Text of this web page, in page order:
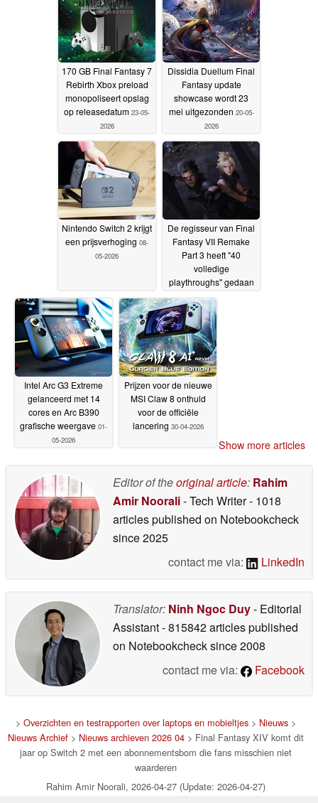
hedendaagse
ontwikkelingscycli van
AAA-games worden
voorkomen11-06-2026
170 GB Final Fantasy 7
Rebirth Xbox preload
monopoliseert opslag
op releasedatum 23-05-
2026
Dissidia Duellum Final
Fantasy update
showcase wordt 23
mei uitgezonden 20-05-
2026
Nintendo Switch 2 krijgt
een prijsverhoging 08-
05-2026
De regisseur van Final
Fantasy VII Remake
Part 3 heeft "40
volledige
playthroughs" gedaan
trilogie03-05-2026
Intel Arc G3 Extreme
gelanceerd met 14
cores en Arc B390
grafische weergave 01-
05-2026
Prijzen voor de nieuwe
MSI Claw 8 onthuld
voor de officiële
lancering 30-04-2026
Show more articles
Editor of theoriginal article: Rahim
Amir Noorali- Tech Writer- 1018
articles published on Notebookcheck
since 2025
contact me via:
LinkedIn
Translator: Ninh Ngoc Duy- Editorial
Assistant- 815842 articles published
on Notebookchecksince 2008
contact me via:
Facebook
> Overzichten en testrapporten over laptops en mobieltjes> Nieuws>
Nieuws Archief> Nieuws archieven 2026 04> Final Fantasy XIV komt dit
jaar op Switch 2 met een abonnementsbom die fans misschien niet
waarderen
Rahim Amir Noorali, 2026-04-27 (Update: 2026-04-27)